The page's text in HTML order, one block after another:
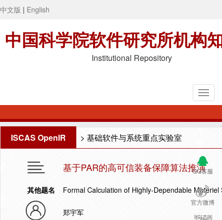
中文版 | English
中国科学院软件研究所机构
Institutional Repository
ISCAS OpenIR > 基础软件与系统重点实验室
QQ客服
官方微博
基于PAR的高可信装备保障算法推演
其他题名 Formal Calculation of Highly-Dependable
郑宇军